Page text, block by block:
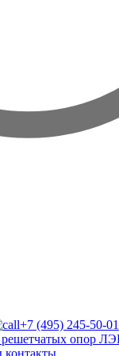
+7 (495) 245-50-01
решетчатых опор
контакты